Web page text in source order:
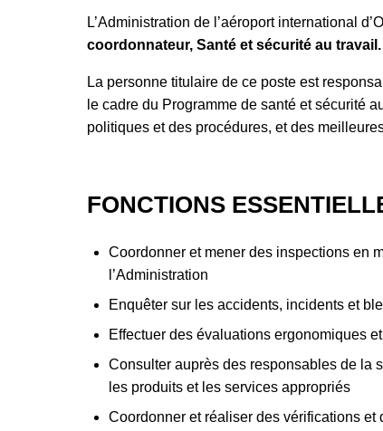
L’Administration de l’aéroport international
coordonnateur, Santé et sécurité au travail.
La personne titulaire de ce poste est
le cadre du Programme de santé et sécurité
politiques et des procédures, et des
FONCTIONS
Coordonner et mener des inspections en
l’Administration
Enquêter sur les accidents, incidents et
Effectuer des évaluations ergonomiques
Consulter auprès des responsables de la
les produits et les services appropriés
Coordonner et réaliser des vérifications